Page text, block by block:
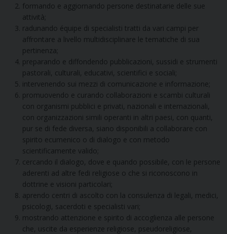
formando e aggiornando persone destinatarie delle sue
attività;
radunando équipe di specialisti tratti da vari campi per
affrontare a livello multidisciplinare le tematiche di sua
pertinenza;
preparando e diffondendo pubblicazioni, sussidi e strumenti
pastorali, culturali, educativi, scientifici e sociali;
intervenendo sui mezzi di comunicazione e informazione;
promuovendo e curando collaborazioni e scambi culturali
con organismi pubblici e privati, nazionali e internazionali,
con organizzazioni simili operanti in altri paesi, con quanti,
pur se di fede diversa, siano disponibili a collaborare con
spirito ecumenico o di dialogo e con metodo
scientificamente valido;
cercando il dialogo, dove e quando possibile, con le persone
aderenti ad altre fedi religiose o che si riconoscono in
dottrine e visioni particolari;
aprendo centri di ascolto con la consulenza di legali, medici,
psicologi, sacerdoti e specialisti vari;
mostrando attenzione e spirito di accoglienza alle persone
che, uscite da esperienze religiose, pseudoreligiose,